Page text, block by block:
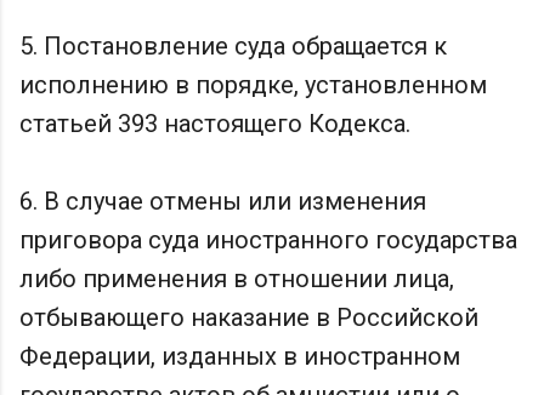
5. Постановление суда обращается к
исполнению в порядке, установленном
статьей 393 настоящего Кодекса.
6. В случае отмены или изменения
приговора суда иностранного государства
либо применения в отношении лица,
отбывающего наказание в Российской
Федерации, изданных в иностранном